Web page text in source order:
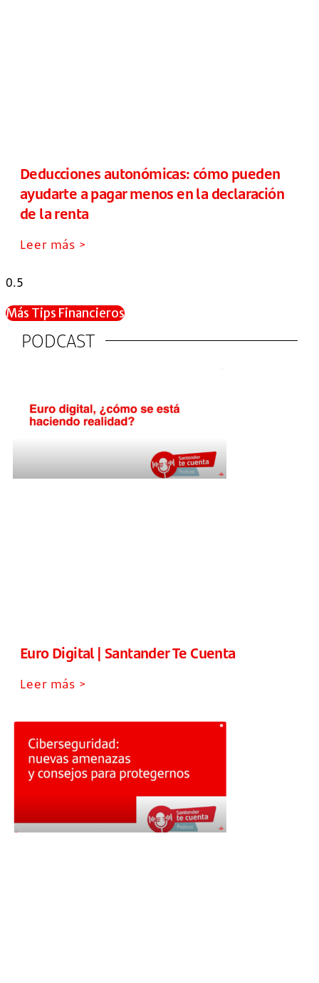
Deducciones autonómicas: cómo pueden
ayudarte a pagar menos en la declaración
de la renta
Leer más >
Más Tips Financieros
PODCAST
Euro Digital | Santander Te Cuenta
Leer más >